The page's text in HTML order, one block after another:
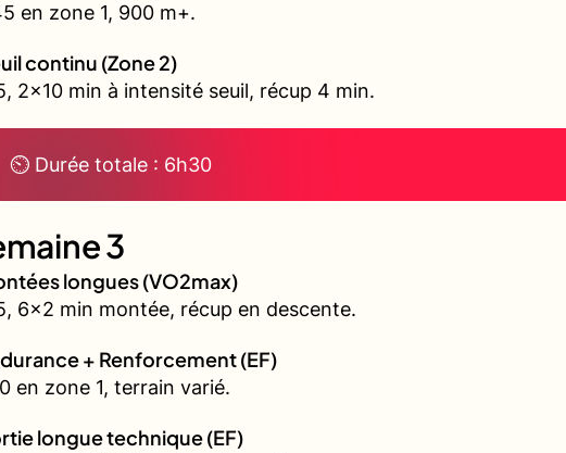
en zone 1, 900 m+.
continu (Zone 2)
2x10 min à intensité seuil, récup 4 min.
⏲ Durée totale : 6h30
3
longues (VO2max)
6x2 min montée, récup en descente.
+ Renforcement (EF)
en zone 1, terrain varié.
longue technique (EF)